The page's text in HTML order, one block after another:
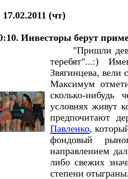
17.02.2011 (чт)
Инвесторы берут
"Пришли
теребят"...:)
Звягинцева,
Максимум
сколько-нибудь
условиях живут
предпочитают
Павленко,
фондовый
направлением
либо свежих
степени